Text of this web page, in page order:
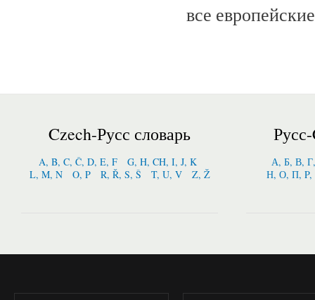
все
Czech-Русс словарь
A, B, C, Č, D, E, F
G, H, CH, I, J, K
L, M, N
O, P R, Ř, S, Š T, U, V Z, Ž
А, Б, В,
Н, О, П,